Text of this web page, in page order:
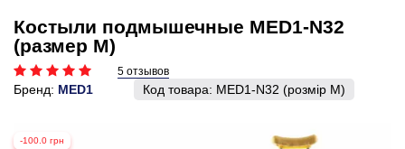
Костыли подмышечные MED1-N32
(размер M)
5 отзывов
Бренд: MED1 Код товара: MED1-N32 (розмір M)
-100.0 грн